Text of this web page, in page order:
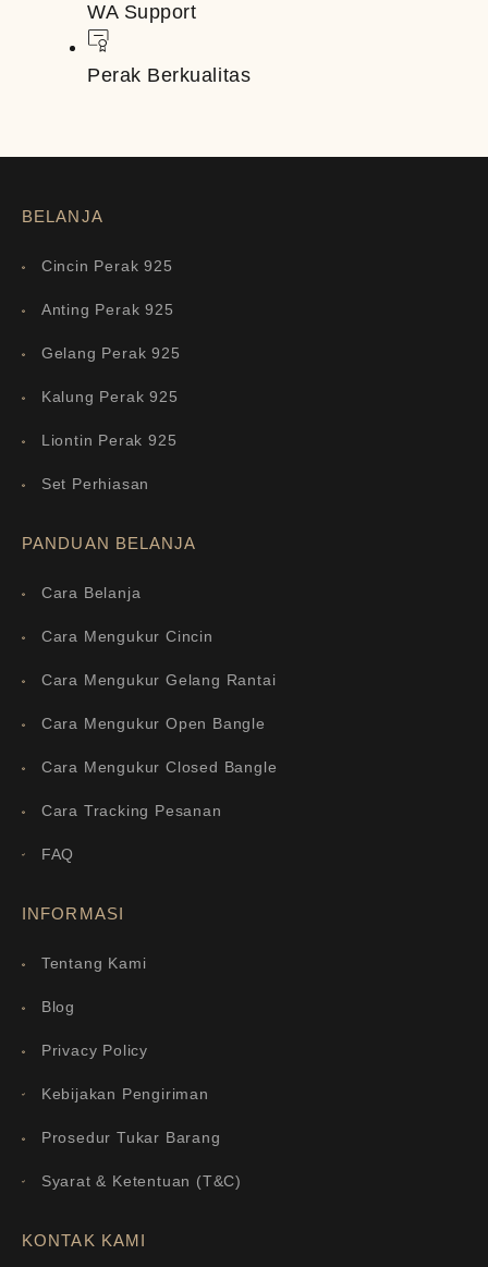
WA Support
Perak Berkualitas
BELANJA
Cincin Perak 925
Anting Perak 925
Gelang Perak 925
Kalung Perak 925
Liontin Perak 925
Set Perhiasan
PANDUAN BELANJA
Cara Belanja
Cara Mengukur Cincin
Cara Mengukur Gelang Rantai
Cara Mengukur Open Bangle
Cara Mengukur Closed Bangle
Cara Tracking Pesanan
FAQ
INFORMASI
Tentang Kami
Blog
Privacy Policy
Kebijakan Pengiriman
Prosedur Tukar Barang
Syarat & Ketentuan (T&C)
KONTAK KAMI